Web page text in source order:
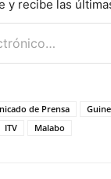
y recibe las
de Prensa
ITV Malabo